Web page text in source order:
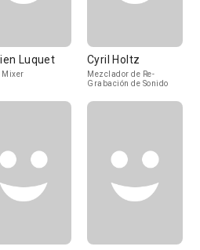
Luquet
Mixer
Cyril Holtz
Mezclador de Re-
Grabación de Sonido